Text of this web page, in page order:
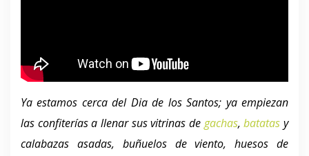
Ya estamos cerca del Dia de los Santos; ya empiezan
las confiterías a llenar sus vitrinas de gachas,batatas y
calabazas asadas, buñuelos de viento, huesos de